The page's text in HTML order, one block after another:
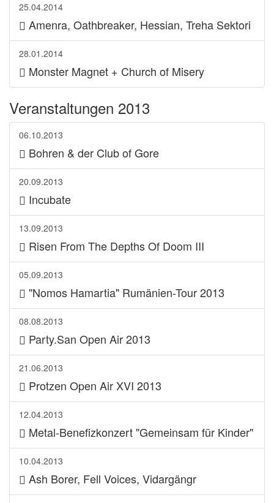
25.04.2014
Amenra, Oathbreaker, Hessian, Treha Sektori
28.01.2014
Monster Magnet + Church of Misery
Veranstaltungen 2013
06.10.2013
Bohren & der Club of Gore
20.09.2013
Incubate
13.09.2013
Risen From The Depths Of Doom III
05.09.2013
"Nomos Hamartia" Rumänien-Tour 2013
08.08.2013
Party.San Open Air 2013
21.06.2013
Protzen Open Air XVI 2013
12.04.2013
Metal-Benefizkonzert "Gemeinsam für Kinder"
10.04.2013
Ash Borer, Fell Voices, Vidargängr